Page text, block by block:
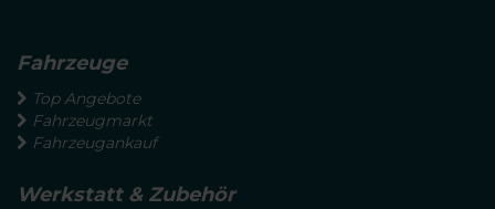
Fahrzeuge
Top Angebote
Fahrzeugmarkt
Fahrzeugankauf
Werkstatt & Zubehör